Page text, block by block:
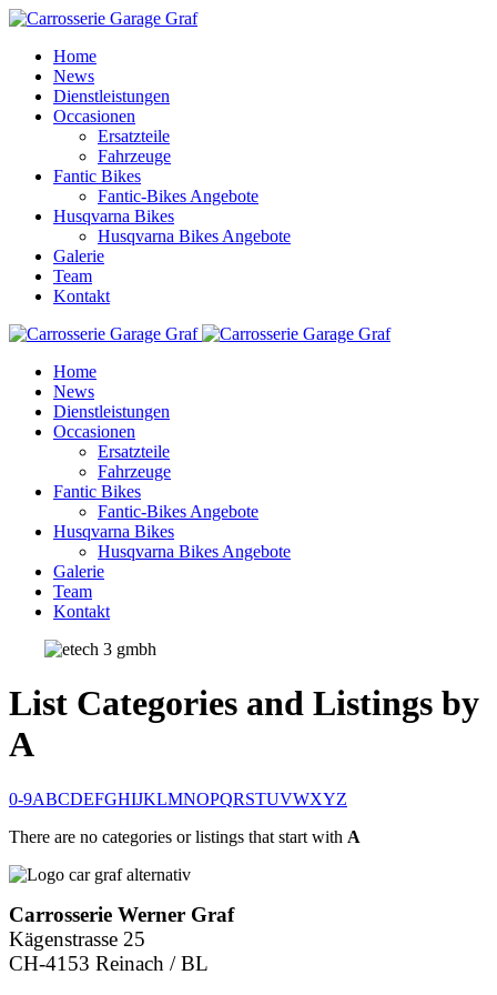
Zum Hauptinhalt springen
Home
News
Dienstleistungen
Occasionen
Ersatzteile
Fahrzeuge
Fantic Bikes
Fantic-Bikes Angebote
Husqvarna Bikes
Husqvarna Bikes Angebote
Galerie
Team
Kontakt
Home
News
Dienstleistungen
Occasionen
Ersatzteile
Fahrzeuge
Fantic Bikes
Fantic-Bikes Angebote
Husqvarna Bikes
Husqvarna Bikes Angebote
Galerie
Team
Kontakt
List Categories and Listings by
A
0-9ABCDEFGHIJKLMNOPQRSTUVWXYZ
There are no categories or listings that start with A
Carrosserie Werner Graf
Kägenstrasse 25
CH-4153 Reinach / BL